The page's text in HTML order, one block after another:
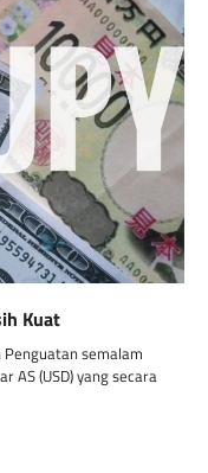
Kuat
Penguatan semalam
AS (USD) yang secara